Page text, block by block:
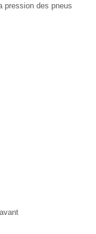
pression des pneus